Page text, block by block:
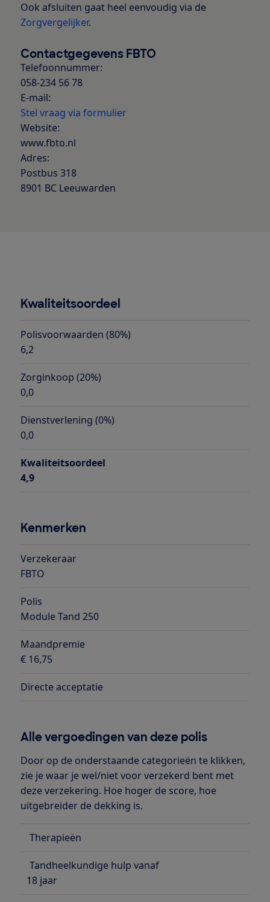
Ook afsluiten gaat heel eenvoudig via de
Zorgvergelijker.
Contactgegevens FBTO
Telefoonnummer:
058-234 56 78
E-mail:
Stel vraag via formulier
Website:
www.fbto.nl
Adres:
Postbus 318
8901 BC Leeuwarden
Kwaliteitsoordeel
Polisvoorwaarden (80%)
6,2
Zorginkoop (20%)
0,0
Dienstverlening (0%)
0,0
Kwaliteitsoordeel
4,9
Kenmerken
Verzekeraar
FBTO
Polis
Module Tand 250
Maandpremie
€ 16,75
Directe acceptatie
Alle vergoedingen van deze polis
Door op de onderstaande categorieën te klikken,
zie je waar je wel/niet voor verzekerd bent met
deze verzekering. Hoe hoger de score, hoe
uitgebreider de dekking is.
Therapieën
Tandheelkundige hulp vanaf
18 jaar